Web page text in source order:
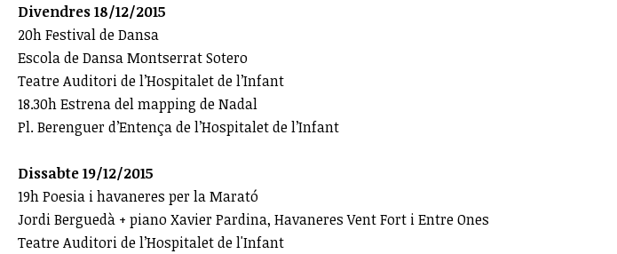
Divendres 18/12/2015
20h Festival de Dansa
Escola de Dansa Montserrat Sotero
Teatre Auditori de l’Hospitalet de l’Infant
18.30h Estrena del mapping de Nadal
Pl. Berenguer d’Entença de l’Hospitalet de l’Infant
Dissabte 19/12/2015
19h Poesia i havaneres per la Marató
Jordi Berguedà + piano Xavier Pardina, Havaneres Vent Fort i Entre Ones
Teatre Auditori de l’Hospitalet de l'Infant